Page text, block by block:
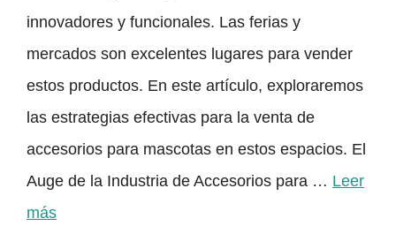
innovadores y funcionales. Las ferias y
mercados son excelentes lugares para vender
estos productos. En este artículo, exploraremos
las estrategias efectivas para la venta de
accesorios para mascotas en estos espacios. El
Auge de la Industria de Accesorios para … Leer
más